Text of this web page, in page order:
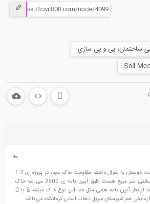
ساختمان، پی و پی سازی
با سلام خدمت دوستان یه سوال داشتم مقاومت خاک مجاز در پروژه ای 1.2
کیلوگرم بر سانتی متر مربع هست طبق آیین نامه ی 2800 می شه خاک
تیپ سوم اما از نظر آیین نامه هایی مثل فما این نوع خاک میشه B یا C
هم شهرستان سرپل ذهاب استان کرمانشاه می باشد